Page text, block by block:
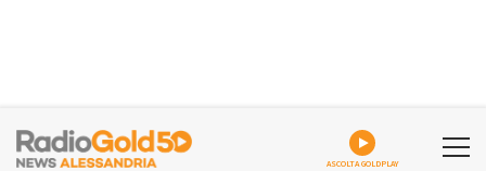
ASCOLTA GOLDPLAY